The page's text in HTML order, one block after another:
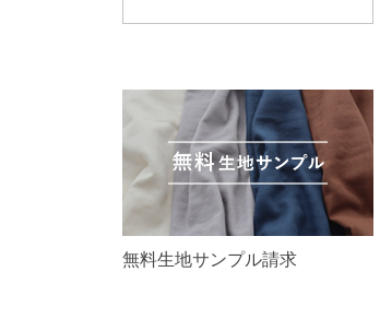
無料生地サンプル請求